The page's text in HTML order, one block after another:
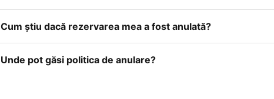
Cum ştiu dacă rezervarea mea a fost anulată?
Unde pot găsi politica de anulare?